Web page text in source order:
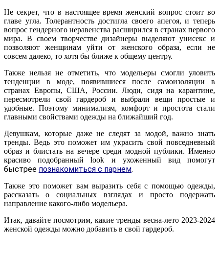
Не секрет, что в настоящее время женский вопрос стоит во
главе угла. Толерантность достигла своего апегоя, и теперь
вопрос гендерного неравенства расширился в странах первого
мира. В своем творчестве дизайнеры выделяют унисекс и
позволяют женщинам уйти от женского образа, если не
совсем далеко, то хотя бы ближе к общему центру.
Также нельзя не отметить, что модельеры смогли уловить
тенденции в моде, появившиеся после самоизоляции в
странах Европы, США, России. Люди, сидя на карантине,
пересмотрели свой гардероб и выбрали вещи простые и
удобные. Поэтому минимализм, комфорт и простота стали
главными свойствами одежды на ближайший год.
Девушкам, которые даже не следят за модой, важно знать
тренды. Ведь это поможет им украсить свой повседневный
образ и блистать на вечере среди модной публики. Именно
красиво подобранный look и ухоженный вид помогут
быстрее познакомиться с парнем.
Также это поможет вам выразить себя с помощью одежды,
рассказать о социальных взглядах и просто подержать
направление какого-либо модельера.
Итак, давайте посмотрим, какие тренды весна-лето 2023-2024
женской одежды можно добавить в свой гардероб.